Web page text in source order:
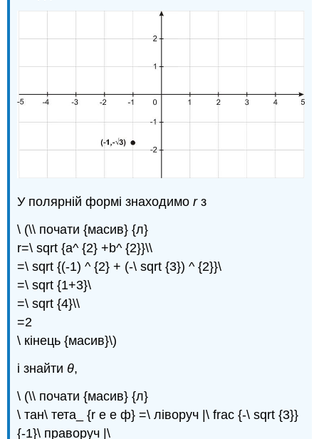
У полярній формі знаходимоrз
\ (\\ почати {масив} {л}
r=\ sqrt {a^ {2} +b^ {2}}\\
=\ sqrt {(-1) ^ {2} + (-\ sqrt {3}) ^ {2}}\
=\ sqrt {1+3}\
=\ sqrt {4}\\
=2
\ кінець {масив}\)
і знайти θ,
\ (\\ почати {масив} {л}
\ тан\ тета_ {r е е ф} =\ ліворуч |\ frac {-\ sqrt {3}}
{-1}\ праворуч |\